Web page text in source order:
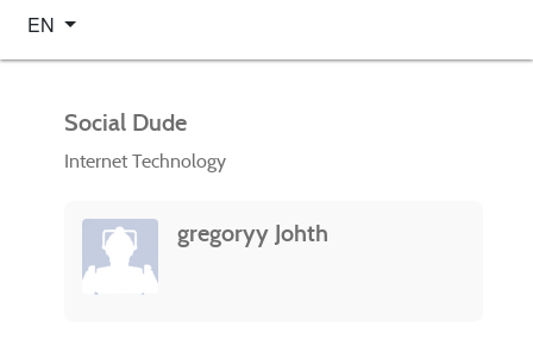
Select your language
EN
Social Dude
Internet Technology
gregoryy Johth